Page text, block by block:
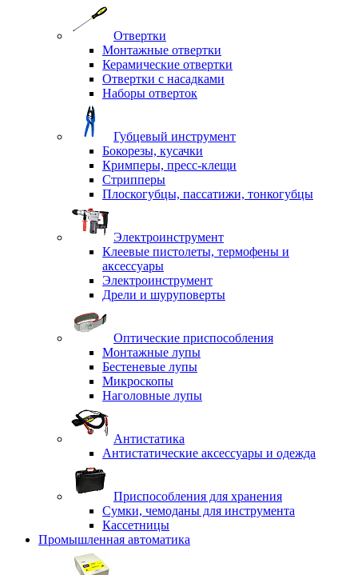
Отвертки
Монтажные отвертки
Керамические отвертки
Отвертки с насадками
Наборы отверток
Губцевый инструмент
Бокорезы, кусачки
Кримперы, пресс-клещи
Стрипперы
Плоскогубцы, пассатижи, тонкогубцы
Электроинструмент
Клеевые пистолеты, термофены и
аксессуары
Электроинструмент
Дрели и шуруповерты
Оптические приспособления
Монтажные лупы
Бестеневые лупы
Микроскопы
Наголовные лупы
Антистатика
Антистатические аксессуары и одежда
Приспособления для хранения
Сумки, чемоданы для инструмента
Кассетницы
Промышленная автоматика